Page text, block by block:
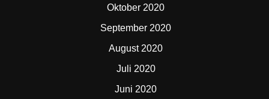
Oktober 2020
September 2020
August 2020
Juli 2020
Juni 2020